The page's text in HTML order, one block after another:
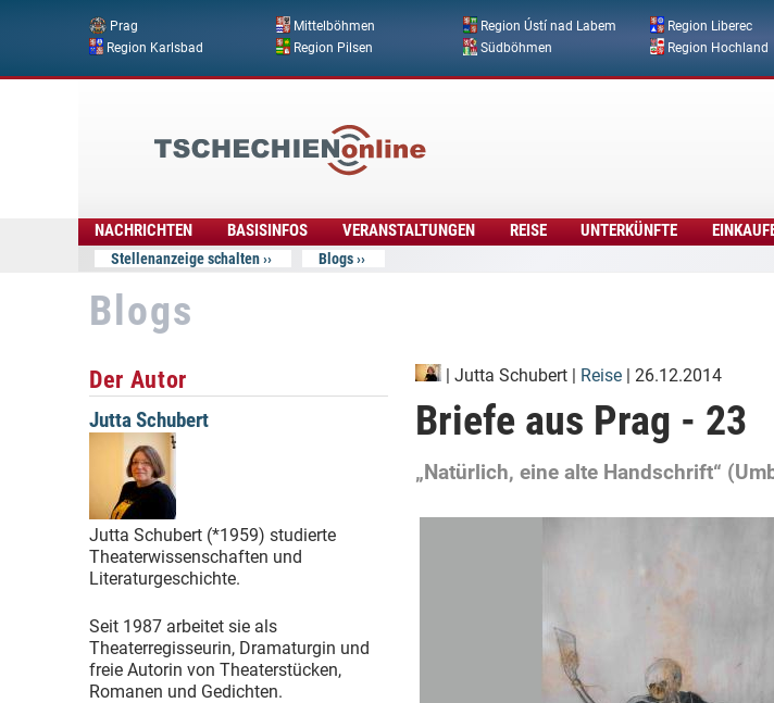
Direkt zum Inhalt
Prag Mittelböhmen Region Ústí nad Labem Region Liberec
Region Karlsbad
Region Pilsen Südböhmen Region Hochland
Online
NACHRICHTEN BASISINFOS VERANSTALTUNGEN REISE UNTERKÜNFTE
Stellenanzeige schalten Blogs
Blogs
Der Autor
Jutta Schubert
Jutta Schubert (*1959) studierte
Theaterwissenschaften und
Literaturgeschichte.
Seit 1987 arbeitet sie als
Theaterregisseurin, Dramaturgin und
freie Autorin von Theaterstücken,
Romanen und Gedichten.
| Jutta Schubert | Reise | 26.12.2014
Briefe aus Prag - 23
„Natürlich, eine alte Handschrift“